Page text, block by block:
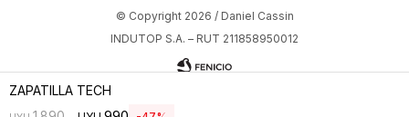
ZAPATILLA TECH
© Copyright 2026 / Daniel Cassin
INDUTOP S.A. – RUT 211858950012